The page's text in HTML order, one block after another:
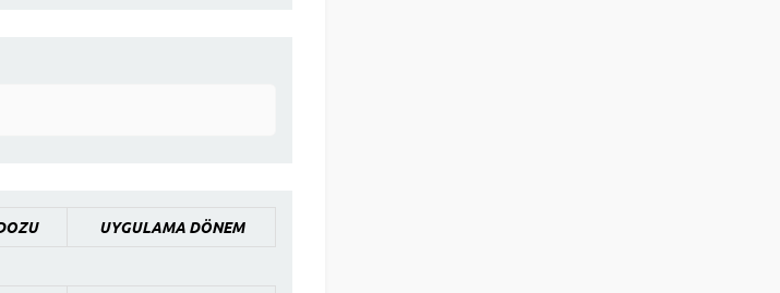
UYGULAMA DÖNEM